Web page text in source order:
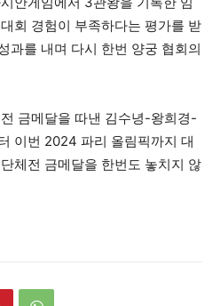
회 경험이 부족하다는 평가를 받
과를 내며 다시 한번 양궁 협회의
금메달을 따낸 김수녕-왕희경-
이번 2024 파리 올림픽까지 대
체전 금메달을 한번도 놓치지 않